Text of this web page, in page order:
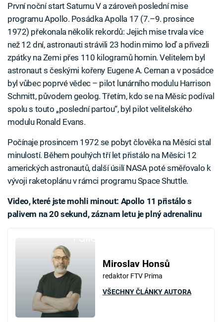
První noční start Saturnu V a zároveň poslední mise
programu Apollo. Posádka Apolla 17 (7.–9. prosince
1972) překonala několik rekordů: Jejich mise trvala více
než 12 dní, astronauti strávili 23 hodin mimo loď a přivezli
zpátky na Zemi přes 110 kilogramů hornin. Velitelem byl
astronaut s českými kořeny Eugene A. Cernan a v posádce
byl vůbec poprvé vědec – pilot lunárního modulu Harrison
Schmitt, původem geolog. Třetím, kdo se na Měsíc podíval
spolu s touto „poslední partou“, byl pilot velitelského
modulu Ronald Evans.
Počínaje prosincem 1972 se pobyt člověka na Měsíci stal
minulostí. Během pouhých tří let přistálo na Měsíci 12
amerických astronautů, další úsilí NASA poté směřovalo k
vývoji raketoplánu v rámci programu Space Shuttle.
Video, které jste mohli minout: Apollo 11 přistálo s
palivem na 20 sekund, záznam letu je plný adrenalinu
Miroslav Honsů
redaktor FTV Prima
VŠECHNY ČLÁNKY AUTORA